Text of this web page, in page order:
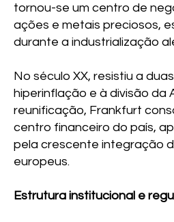
tornou-se um centro de
ações e metais preciosos,
durante a industrialização
No século XX, resistiu a
hiperinflação e à divisão da
reunificação, Frankfurt
centro financeiro do país,
pela crescente integração
europeus.
Estrutura institucional e